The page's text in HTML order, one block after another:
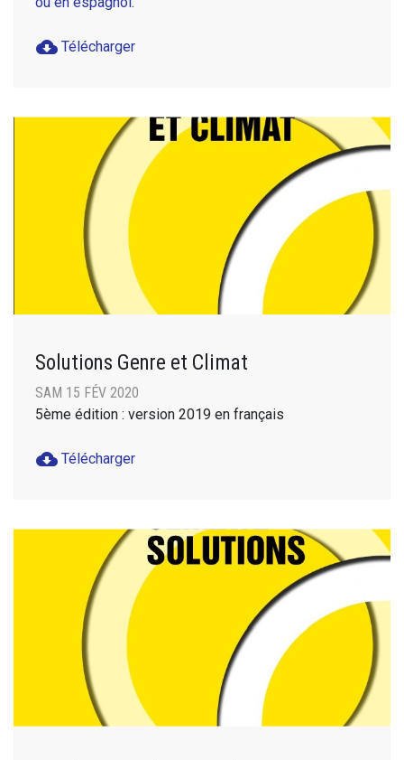
cloud_download Télécharger
Solutions Genre et Climat
SAM 15 FÉV 2020
5ème édition : version 2019 en français
cloud_download Télécharger